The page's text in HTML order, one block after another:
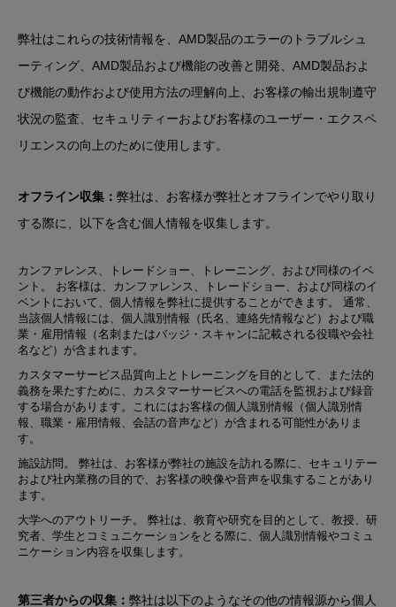
弊社はこれらの技術情報を、AMD製品のエラーのトラブルシュ
ーティング、AMD製品および機能の改善と開発、AMD製品およ
び機能の動作および使用方法の理解向上、お客様の輸出規制遵守
状況の監査、セキュリティーおよびお客様のユーザー・エクスペ
リエンスの向上のために使用します。
オフライン収集： 弊社は、お客様が弊社とオフラインでやり取り
する際に、以下を含む個人情報を収集します。
カンファレンス、トレードショー、トレーニング、および同様のイベ
ント 。 お客様は、カンファレンス、トレードショー、および同様のイ
ベントにおいて、個人情報を弊社に提供することができます。 通常、
当該個人情報には、個人識別情報（氏名、連絡先情報など）および職
業・雇用情報（名刺またはバッジ・スキャンに記載される役職や会社
名など）が含まれます。
カスタマーサービス品質向上とトレーニングを目的として、また法的
義務を果たすために、カスタマーサービスへの電話を監視および録音
する場合があります。これにはお客様の個人識別情報（個人識別情
報、職業・雇用情報、会話の音声など）が含まれる可能性がありま
す。
施設訪問 。 弊社は、お客様が弊社の施設を訪れる際に、セキュリテー
および社内業務の目的で、お客様の映像や音声を収集することがあり
ます。
大学へのアウトリーチ。 弊社は、教育や研究を目的として、教授、研
究者、学生とコミュニケーションをとる際に、個人識別情報やコミュ
ニケーション内容を収集します。
第三者からの収集： 弊社は以下のようなその他の情報源から個人